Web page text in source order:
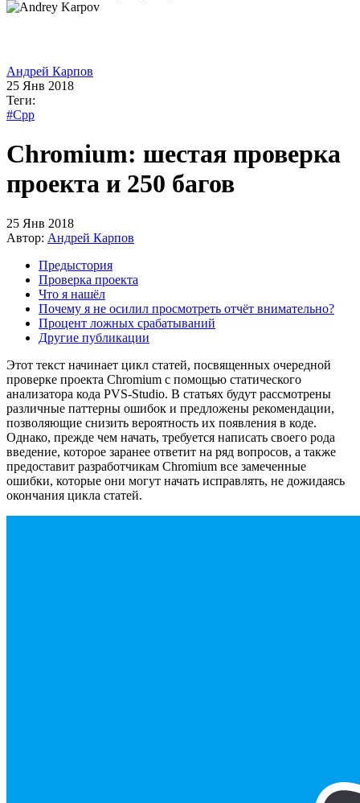
Андрей Карпов
25 Янв 2018
Теги:
#Cpp
Chromium: шестая проверка
проекта и 250 багов
25 Янв 2018
Автор: Андрей Карпов
Предыстория
Проверка проекта
Что я нашёл
Почему я не осилил просмотреть отчёт внимательно?
Процент ложных срабатываний
Другие публикации
Этот текст начинает цикл статей, посвященных очередной
проверке проекта Chromium с помощью статического
анализатора кода PVS-Studio. В статьях будут рассмотрены
различные паттерны ошибок и предложены рекомендации,
позволяющие снизить вероятность их появления в коде.
Однако, прежде чем начать, требуется написать своего рода
введение, которое заранее ответит на ряд вопросов, а также
предоставит разработчикам Chromium все замеченные
ошибки, которые они могут начать исправлять, не дожидаясь
окончания цикла статей.